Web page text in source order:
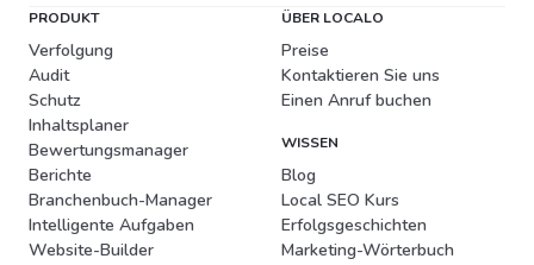
PRODUKT
Verfolgung
Audit
Schutz
Inhaltsplaner
Bewertungsmanager
Berichte
Branchenbuch-Manager
Intelligente Aufgaben
Website-Builder
ÜBER LOCALO
Preise
Kontaktieren Sie uns
Einen Anruf buchen
WISSEN
Blog
Local SEO Kurs
Erfolgsgeschichten
Marketing-Wörterbuch